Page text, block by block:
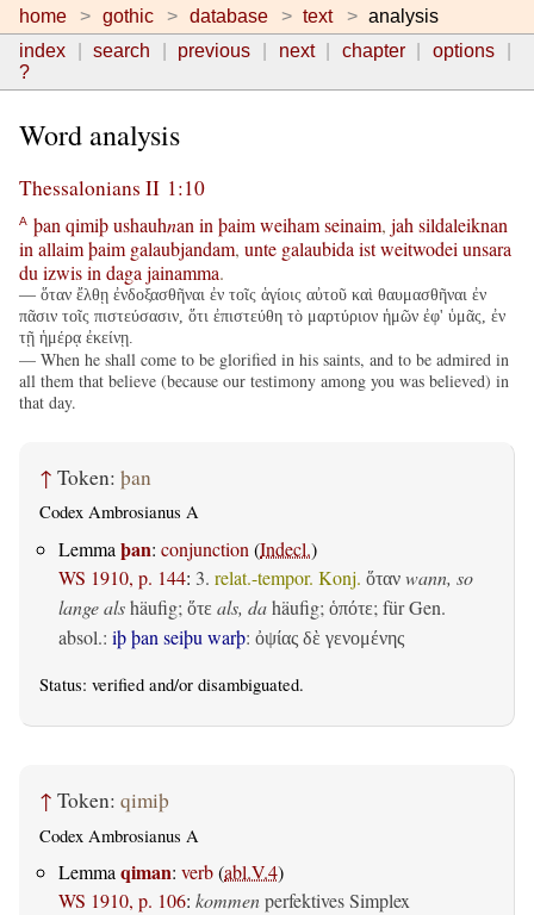
home gothic database text
analysis
index
search previous next chapter
options
?
Word analysis
Thessalonians II 1:10
A þan qimiþushauhnan in þaimweihamseinaim, jah sildaleiknan
in allaimþaim galaubjandam, unte galaubida istweitwodei unsara
du izwisin daga jainamma.
— ὅταν ἔλθῃ ἐνδοξασθῆναι ἐν τοῖς ἁγίοις αὐτοῦ καὶ θαυμασθῆναι ἐν
πᾶσιν τοῖς πιστεύσασιν, ὅτι ἐπιστεύθη τὸ μαρτύριον ἡμῶν ἐφ' ὑμᾶς, ἐν
τῇ ἡμέρᾳ ἐκείνῃ.
— When he shall come to be glorified in his saints, and to be admired in
all them that believe (because our testimony among you was believed) in
that day.
↑ Token: þan
Codex Ambrosianus A
Lemma þan: conjunction (Indecl.)
WS 1910, p. 144: 3. relat.-tempor. Konj. ὅταν wann, so
lange alshäufig; ὅτε als, dahäufig; ὁπότε; für Gen.
absol.: iþ þan seiþu warþ: ὀψίας δὲ γενομένης
Status: verified and/or disambiguated.
↑ Token: qimiþ
Codex Ambrosianus A
Lemma qiman: verb(abl.V.4)
WS 1910, p. 106: kommenperfektives Simplex